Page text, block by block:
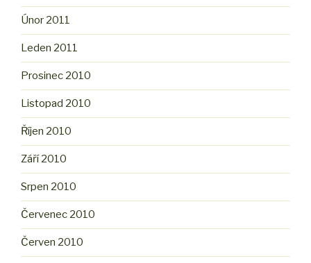
Únor 2011
Leden 2011
Prosinec 2010
Listopad 2010
Říjen 2010
Září 2010
Srpen 2010
Červenec 2010
Červen 2010